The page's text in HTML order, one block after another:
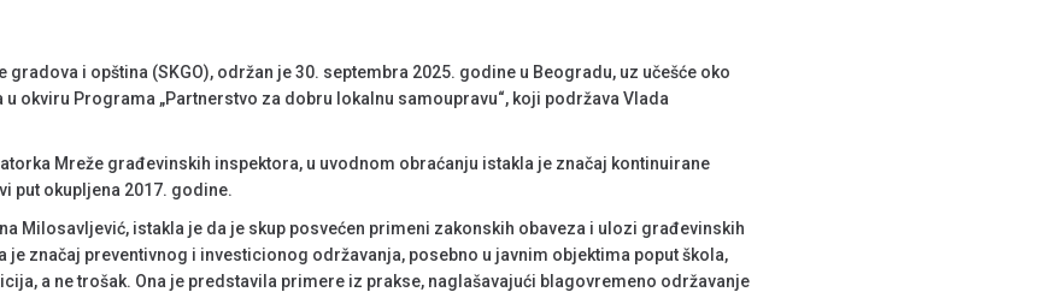
i opština (SKGO), održan je 30. septembra 2025. godine u Beogradu, uz učešće oko
okviru Programa „Partnerstvo za dobru lokalnu samoupravu“, koji podržava Vlada
Mreže građevinskih inspektora, u uvodnom obraćanju istakla je značaj kontinuirane
put okupljena 2017. godine.
Milosavljević, istakla je da je skup posvećen primeni zakonskih obaveza i ulozi građevinskih
značaj preventivnog i investicionog održavanja, posebno u javnim objektima poput škola,
a ne trošak. Ona je predstavila primere iz prakse, naglašavajući blagovremeno održavanje